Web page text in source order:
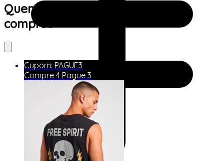
Quem viu este produto também
comprou